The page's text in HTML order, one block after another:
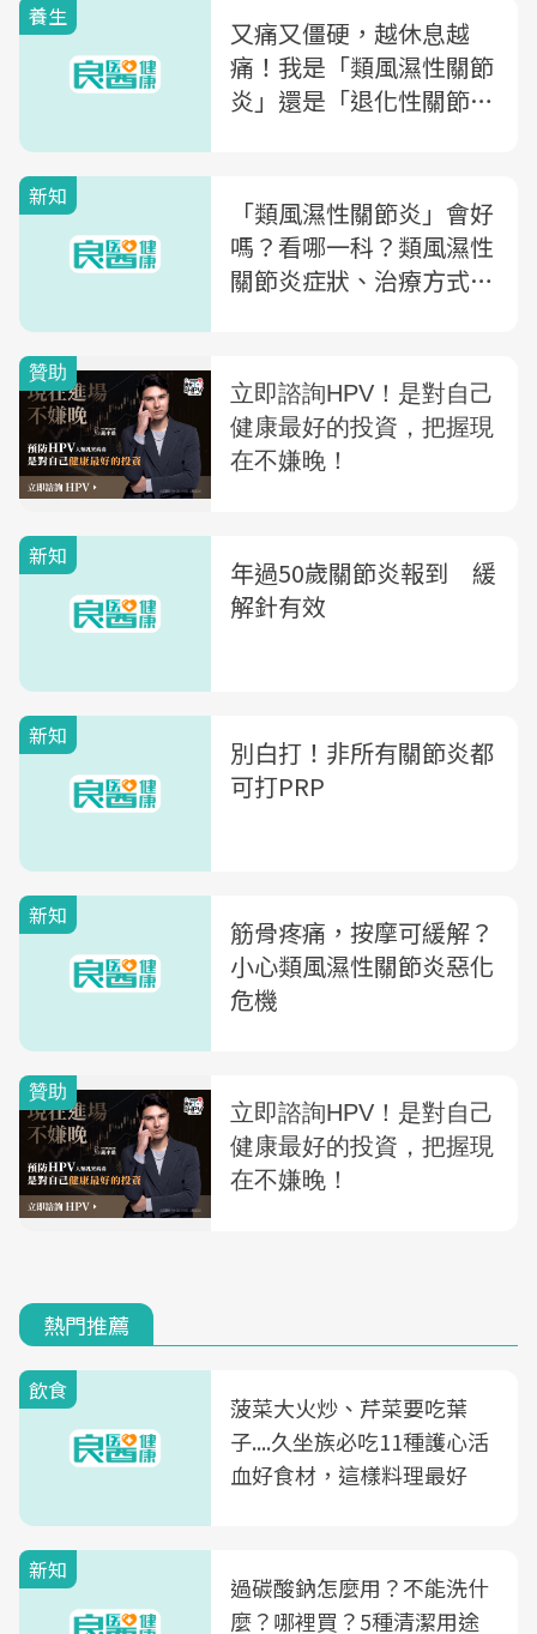
養生
又痛又僵硬，越休息越
痛！我是「類風濕性關節
炎」還是「退化性關節
新知
「類風濕性關節炎」會好
嗎？看哪一科？類風濕性
關節炎症狀、治療方式及
新知
年過50歲關節炎報到 緩
解針有效
新知
別白打！非所有關節炎都
可打PRP
新知
筋骨疼痛，按摩可緩解？
小心類風濕性關節炎惡化
危機
熱門推薦
飲食
菠菜大火炒、芹菜要吃葉
子....久坐族必吃11種護心活
血好食材，這樣料理最好
新知
過碳酸鈉怎麼用？不能洗什
麼？哪裡買？5種清潔用途